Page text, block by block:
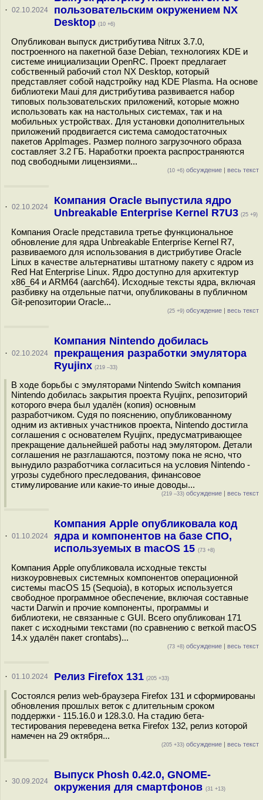
· 02.10.2024
пользовательским окружением NX
Desktop (10 +6)
Опубликован выпуск дистрибутива Nitrux 3.7.0,
построенного на пакетной базе Debian, технологиях KDE и
системе инициализации OpenRC. Проект предлагает
собственный рабочий стол NX Desktop, который
представляет собой надстройку над KDE Plasma. На основе
библиотеки Maui для дистрибутива развивается набор
типовых пользовательских приложений, которые можно
использовать как на настольных системах, так и на
мобильных устройствах. Для установки дополнительных
приложений продвигается система самодостаточных
пакетов AppImages. Размер полного загрузочного образа
составляет 3.2 ГБ. Наработки проекта распространяются
под свободными лицензиями...
(10 +6) обсуждение | весь текст
· 02.10.2024
Компания Oracle выпустила ядро
Unbreakable Enterprise Kernel R7U3 (25 +9)
Компания Oracle представила третье функциональное
обновление для ядра Unbreakable Enterprise Kernel R7,
развиваемого для использования в дистрибутиве Oracle
Linux в качестве альтернативы штатному пакету с ядром из
Red Hat Enterprise Linux. Ядро доступно для архитектур
x86_64 и ARM64 (aarch64). Исходные тексты ядра, включая
разбивку на отдельные патчи, опубликованы в публичном
Git-репозитории Oracle...
(25 +9) обсуждение | весь текст
· 02.10.2024
Компания Nintendo добилась
прекращения разработки эмулятора
Ryujinx (219 –33)
В ходе борьбы с эмуляторами Nintendo Switch компания
Nintendo добилась закрытия проекта Ryujinx, репозиторий
которого вчера был удалён (копия) основным
разработчиком. Судя по пояснению, опубликованному
одним из активных участников проекта, Nintendo достигла
соглашения с основателем Ryujinx, предусматривающее
прекращение дальнейшей работы над эмулятором. Детали
соглашения не разглашаются, поэтому пока не ясно, что
вынудило разработчика согласиться на условия Nintendo -
угрозы судебного преследования, финансовое
стимулирование или какие-то иные доводы...
(219 –33) обсуждение | весь текст
· 01.10.2024
Компания Apple опубликовала код
ядра и компонентов на базе СПО,
используемых в macOS 15 (73 +8)
Компания Apple опубликовала исходные тексты
низкоуровневых системных компонентов операционной
системы macOS 15 (Sequoia), в которых используется
свободное программное обеспечение, включая составные
части Darwin и прочие компоненты, программы и
библиотеки, не связанные с GUI. Всего опубликован 171
пакет с исходными текстами (по сравнению с веткой macOS
14.x удалён пакет crontabs)...
(73 +8) обсуждение | весь текст
· 01.10.2024 Релиз Firefox 131 (205 +33)
Состоялся релиз web-браузера Firefox 131 и сформированы
обновления прошлых веток с длительным сроком
поддержки - 115.16.0 и 128.3.0. На стадию бета-
тестирования переведена ветка Firefox 132, релиз которой
намечен на 29 октября...
(205 +33) обсуждение | весь текст
· 30.09.2024
Выпуск Phosh 0.42.0, GNOME-
окружения для смартфонов (31 +13)